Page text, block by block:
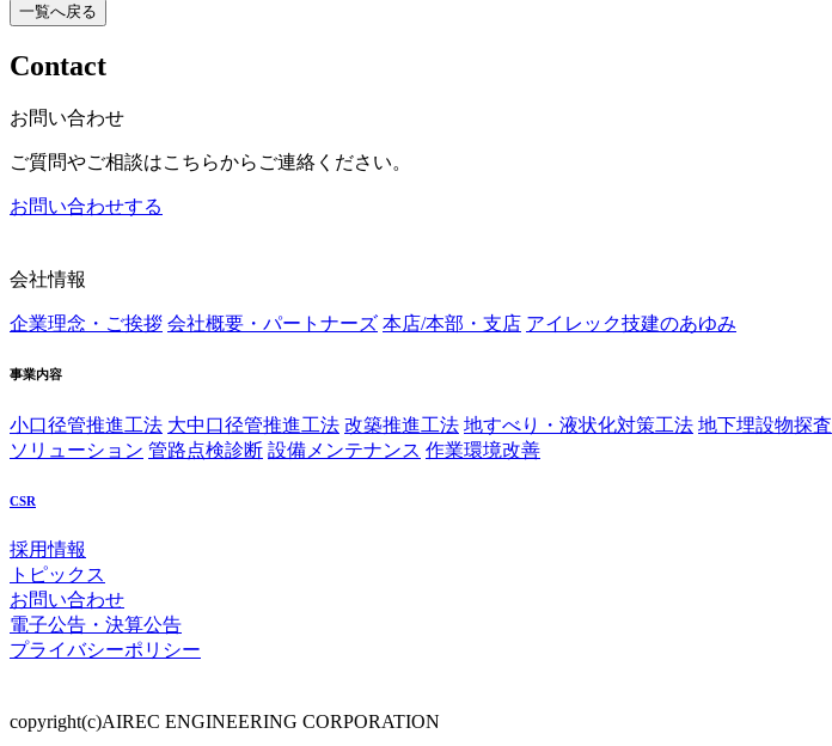
一覧へ戻る
Contact
お問い合わせ
ご質問やご相談はこちらからご連絡ください。
お問い合わせする
会社情報
企業理念・ご挨拶 会社概要・パートナーズ 本店/本部・支店 アイレック技建のあゆみ
事業内容
小口径管推進工法 大中口径管推進工法 改築推進工法 地すべり・液状化対策工法 地下埋設物探査
ソリューション 管路点検診断 設備メンテナンス 作業環境改善
CSR
採用情報
トピックス
お問い合わせ
電子公告・決算公告
プライバシーポリシー
copyright(c)AIREC ENGINEERING CORPORATION